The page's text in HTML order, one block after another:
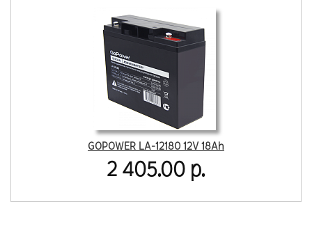
GOPOWER LA-12180 12V 18Ah
2 405.00 р.